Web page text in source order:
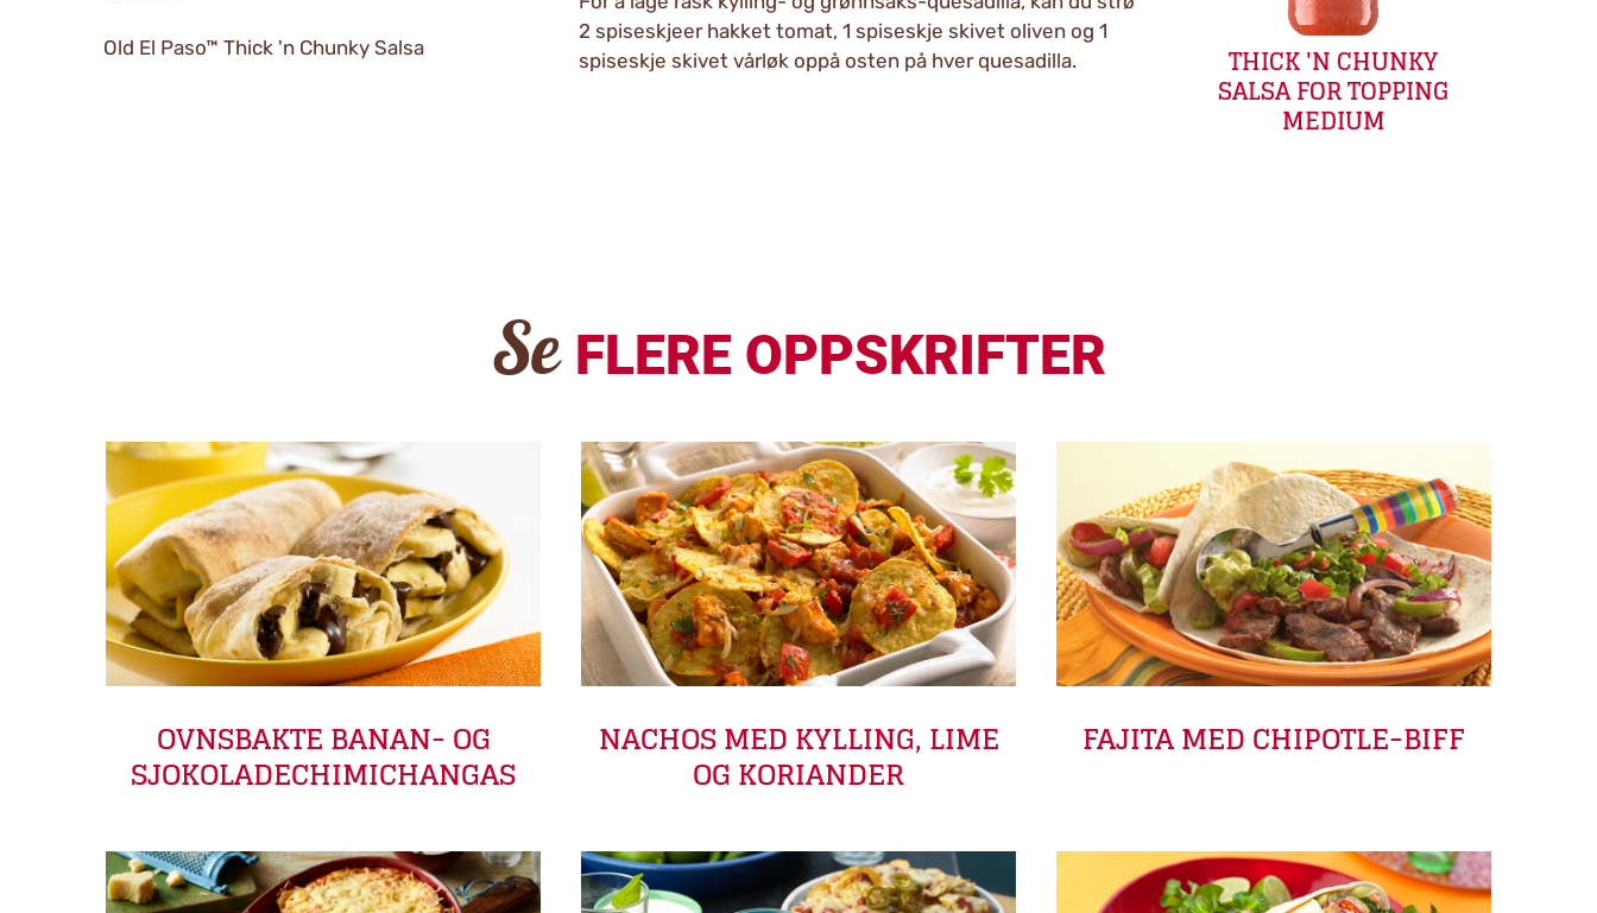
Old El Paso™ Thick 'n Chunky Salsa
2 spiseskjeer hakket tomat, 1 spiseskje skivet oliven og 1
spiseskje skivet vårløk oppå osten på hver quesadilla.
THICK 'N CHUNKY
SALSA FOR TOPPING
MEDIUM
Se FLERE OPPSKRIFTER
OVNSBAKTE BANAN- OG
SJOKOLADECHIMICHANGAS
NACHOS MED KYLLING, LIME
OG KORIANDER
FAJITA MED CHIPOTLE-BIFF